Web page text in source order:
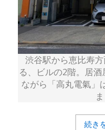
渋谷駅から恵比寿
る、ビルの2階。居
ながら「高丸電氣」
続き